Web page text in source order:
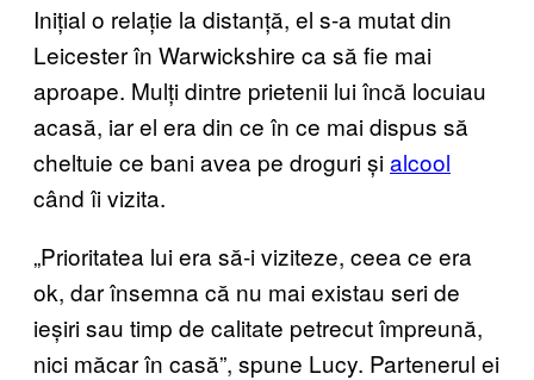
Inițial o relație la distanță, el s-a mutat din
Leicester în Warwickshire ca să fie mai
aproape. Mulți dintre prietenii lui încă locuiau
acasă, iar el era din ce în ce mai dispus să
cheltuie ce bani avea pe droguri șialcool
când îi vizita.
„Prioritatea lui era să-i viziteze, ceea ce era
ok, dar însemna că nu mai existau seri de
ieșiri sau timp de calitate petrecut împreună,
nici măcar în casă”, spune Lucy. Partenerul ei